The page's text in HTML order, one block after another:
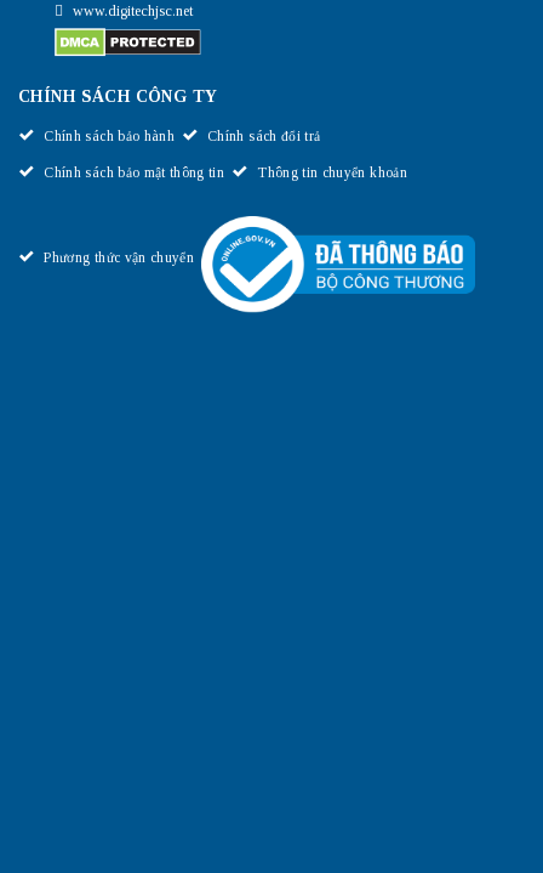
www.digitechjsc.net
CHÍNH SÁCH CÔNG TY
Chính sách bảo hành Chính sách đổi trả
Chính sách bảo mật thông tin Thông tin chuyển khoản
Phương thức vận chuyển